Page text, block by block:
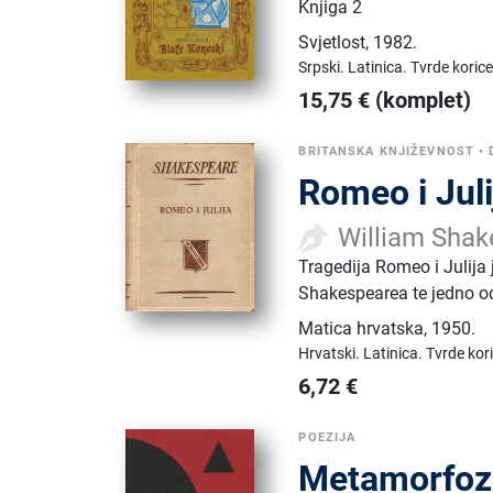
Knjiga 2
Svjetlost, 1982.
Srpski. Latinica.Tvrde
15,75 € (komplet)
BRITANSKA KNJIŽEVNOST •
Romeo i
William
Tragedija Romeo i
Shakespearea te jedno
Matica hrvatska, 1950.
Hrvatski. Latinica.Tvrde
6,72 €
POEZIJA